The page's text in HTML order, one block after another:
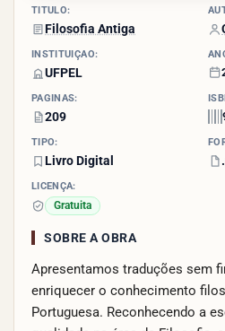
TÍTULO:
Filosofia Antiga
INSTITUIÇÃO:
UFPEL
PÁGINAS:
209
TIPO:
Livro Digital
LICENÇA:
Gratuita
SOBRE A OBRA
Apresentamos traduções sem
enriquecer o conhecimento
Portuguesa. Reconhecendo a